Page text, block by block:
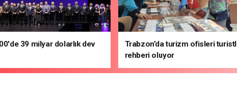
39 milyar dolarlık dev
Trabzon’da turizm ofisleri
rehberi oluyor